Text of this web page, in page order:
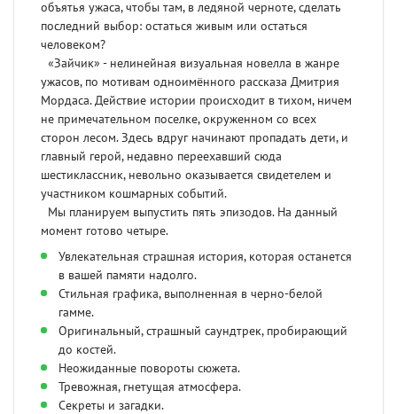
объятья ужаса, чтобы там, в ледяной черноте, сделать
последний выбор: остаться живым или остаться
человеком?
«Зайчик» - нелинейная визуальная новелла в жанре
ужасов, по мотивам одноимённого рассказа Дмитрия
Мордаса. Действие истории происходит в тихом, ничем
не примечательном поселке, окруженном со всех
сторон лесом. Здесь вдруг начинают пропадать дети, и
главный герой, недавно переехавший сюда
шестиклассник, невольно оказывается свидетелем и
участником кошмарных событий.
Мы планируем выпустить пять эпизодов. На данный
момент готово четыре.
Увлекательная страшная история, которая останется
в вашей памяти надолго.
Стильная графика, выполненная в черно-белой
гамме.
Оригинальный, страшный саундтрек, пробирающий
до костей.
Неожиданные повороты сюжета.
Тревожная, гнетущая атмосфера.
Секреты и загадки.